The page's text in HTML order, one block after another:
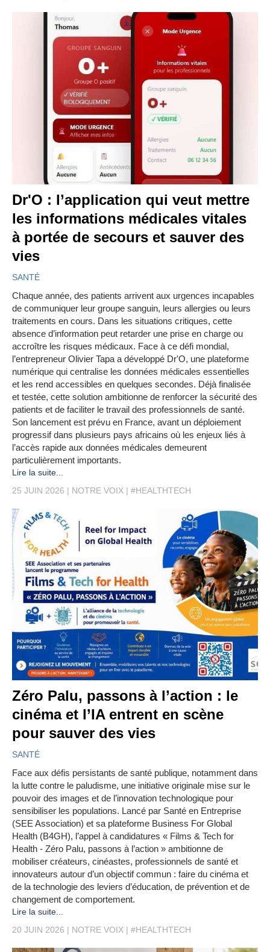
Dr'O : l’application qui veut mettre
les informations médicales vitales
à portée de secours et sauver des
vies
SANTÉ
Chaque année, des patients arrivent aux urgences incapables
de communiquer leur groupe sanguin, leurs allergies ou leurs
traitements en cours. Dans les situations critiques, cette
absence d’information peut retarder une prise en charge ou
accroître les risques médicaux. Face à ce défi mondial,
l’entrepreneur Olivier Tapa a développé Dr'O, une plateforme
numérique qui centralise les données médicales essentielles
et les rend accessibles en quelques secondes. Déjà finalisée
et testée, cette solution ambitionne de renforcer la sécurité des
patients et de faciliter le travail des professionnels de santé.
Son lancement est prévu en France, avant un déploiement
progressif dans plusieurs pays africains où les enjeux liés à
l’accès rapide aux données médicales demeurent
particulièrement importants.
Lire la suite...
25 JUIN 2026
NOTRE VOIX #HEALTHTECH
Zéro Palu, passons à l’action : le
cinéma et l’IA entrent en scène
pour sauver des vies
SANTÉ
Face aux défis persistants de santé publique, notamment dans
la lutte contre le paludisme, une initiative originale mise sur le
pouvoir des images et de l’innovation technologique pour
sensibiliser les populations. Lancé par Santé en Entreprise
(SEE Association) et sa plateforme Business For Global
Health (B4GH), l’appel à candidatures « Films & Tech for
Health - Zéro Palu, passons à l’action » ambitionne de
mobiliser créateurs, cinéastes, professionnels de santé et
innovateurs autour d’un objectif commun : faire du cinéma et
de la technologie des leviers d’éducation, de prévention et de
changement de comportement.
Lire la suite...
20 JUIN 2026
NOTRE VOIX #HEALTHTECH